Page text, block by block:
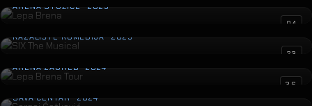
ARENA STOŽICE · 2025
04
SIX The Musical
KAZALIŠTE KOMEDIJA · 2025
23
Lepa Brena Tour
ARENA ZAGREB · 2024
36
Sergej Ćetković
SAVA CENTAR · 2024